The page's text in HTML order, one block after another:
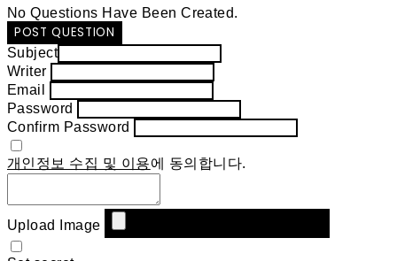
No Questions Have Been Created.
POST QUESTION
Subject
Writer
Email
Password
Confirm Password
개인정보 수집 및 이용에 동의합니다.
Upload Image